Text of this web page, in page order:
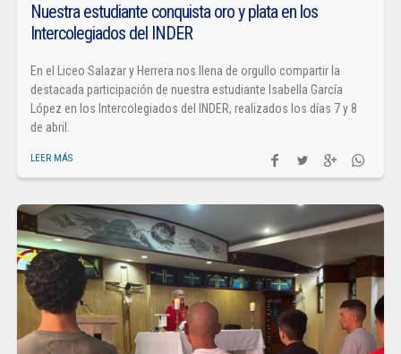
Nuestra estudiante conquista oro y plata en los
Intercolegiados del INDER
En el Liceo Salazar y Herrera nos llena de orgullo compartir la
destacada participación de nuestra estudiante Isabella García
López en los Intercolegiados del INDER, realizados los días 7 y 8
de abril.
LEER MÁS